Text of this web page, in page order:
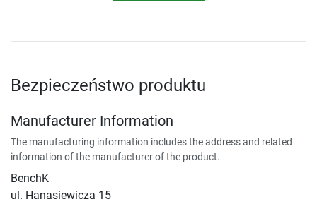
Bezpieczeństwo produktu
Manufacturer Information
The manufacturing information includes the address and related
information of the manufacturer of the product.
BenchK
ul. Hanasiewicza 15